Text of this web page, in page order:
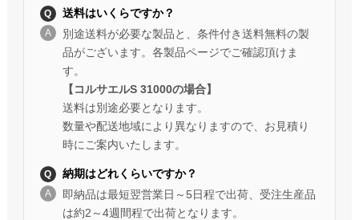
送料はいくらですか？
別途送料が必要な製品と、条件付き送料無料の製
品がございます。各製品ページでご確認頂けま
す。
【コルサエルS 31000の場合】
送料は別途必要となります。
数量や配送地域により異なりますので、お見積り
時にご案内いたします。
納期はどれくらいですか？
即納品は最短翌営業日～5日程で出荷、受注生産品
は約2～4週間程で出荷となります。